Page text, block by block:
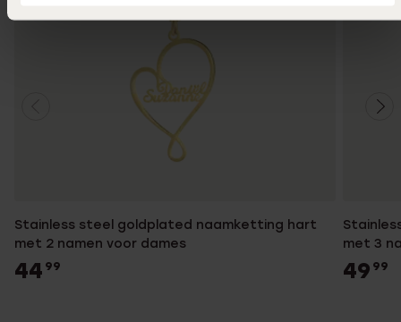
Stainless steel goldplated naamketting hart
met 2 namen voor dames
44 99
met 3
49 99